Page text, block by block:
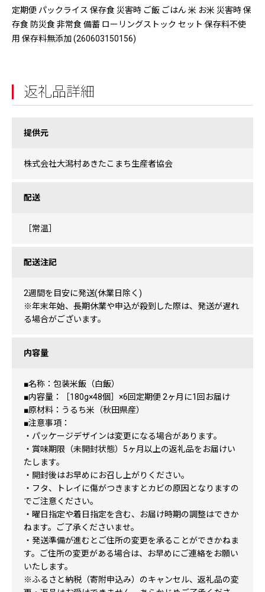
定期便 パックライス 保存食 災害時 ご飯 ごはん 米 お米 災害時 保
存食 防災食 非常食 備蓄 ローリングストック セット 保存料不使
用 保存料無添加 (260603150156)
返礼品詳細
提供元
株式会社大潟村あきたこまち生産者協会
配送
［常温］
配送注記
2週間を目安に発送(休業日除く)
※年末年始、長期休業や申込が殺到した際は、発送が遅れ
る場合がございます。
内容量
■名称：包装米飯（白飯）
■内容量：［180g×48個］×6回定期便 2ヶ月に1回お届け
■原材料：うるち米（秋田県産）
■注意事項：
・パッケージデザインは変更になる場合があります。
・賞味期限（未開封状態）5ヶ月以上の返礼品をお届けい
たします。
・開封後はお早めにお召し上がりください。
・フタ、トレイに傷がつきますとカビの原因となりますの
でご注意ください。
・曜日指定や着日指定を含む、お届け時期の調整はできか
ねます。ご了承くださいませ。
・発送準備が進むとご住所の変更を承ることができかねま
す。ご住所の変更がある場合は、お早めにご連絡をお願い
いたします。
※ふるさと納税（寄附申込み）のキャンセル、返礼品の変